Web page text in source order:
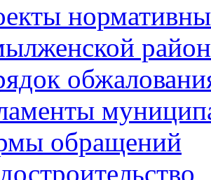
обращений